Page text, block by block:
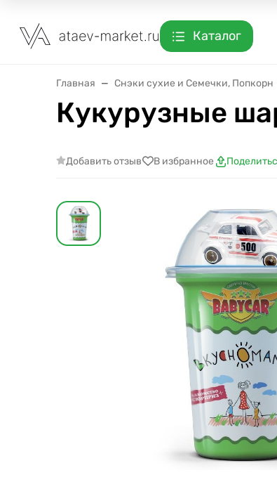
Каталог
Главная Снэки сухие и Семечки, Попкорн
Кукурузные
Добавить отзыв В избранное